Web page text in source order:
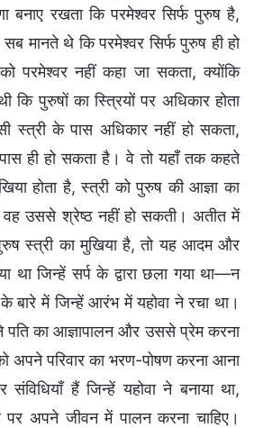
बनाए रखता कि परमेश्वर सिर्फ पुरुष है,
मानते थे कि परमेश्वर सिर्फ पुरुष ही हो
परमेश्वर नहीं कहा जा सकता, क्योंकि
कि पुरुषों का स्त्रियों पर अधिकार होता
स्त्री के पास अधिकार नहीं हो सकता,
ही हो सकता है। वे तो यहाँ तक कहते
होता है, स्त्री को पुरुष की आज्ञा का
वह उससे श्रेष्ठ नहीं हो सकती। अतीत में
स्त्री का मुखिया है, तो यह आदम और
था जिन्हें सर्प के द्वारा छला गया था—न
में जिन्हें आरंभ में यहोवा ने रचा था।
पति का आज्ञापालन और उससे प्रेम करना
अपने परिवार का भरण-पोषण करना आना
हैं जिन्हें यहोवा ने बनाया था,
पर अपने जीवन में पालन करना चाहिए।